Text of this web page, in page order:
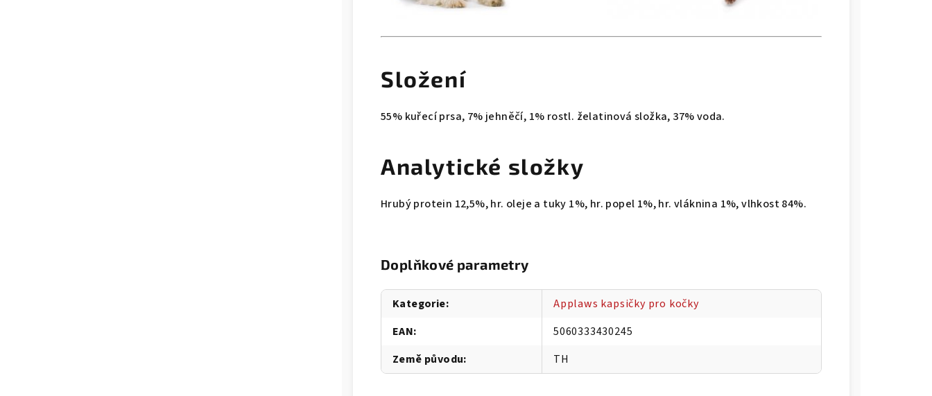
Složení
55% kuřecí prsa, 7% jehněčí, 1% rostl. želatinová složka, 37% voda.
Analytické složky
Hrubý protein 12,5%, hr. oleje a tuky 1%, hr. popel 1%, hr. vláknina 1%, vlhkost 84%.
Doplňkové parametry
Kategorie:
Applaws kapsičky pro kočky
EAN:
5060333430245
Země původu: TH